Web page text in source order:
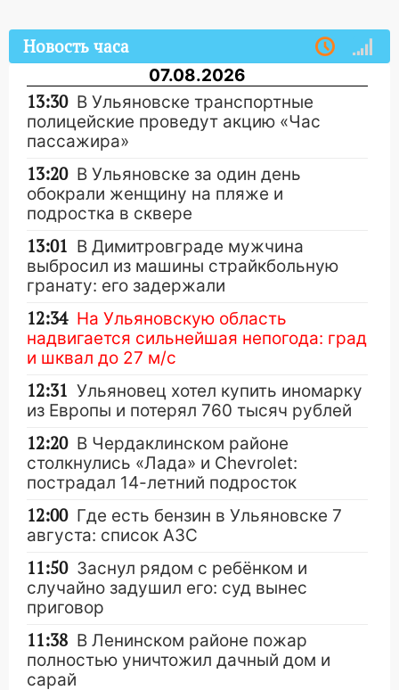
Новость часа
07.08.2026
13:30 В Ульяновске транспортные
полицейские проведут акцию «Час
пассажира»
13:20 В Ульяновске за один день
обокрали женщину на пляже и
подростка в сквере
13:01 В Димитровграде мужчина
выбросил из машины страйкбольную
гранату: его задержали
12:34 На Ульяновскую область
надвигается сильнейшая непогода: град
и шквал до 27 м/с
12:31 Ульяновец хотел купить иномарку
из Европы и потерял 760 тысяч рублей
12:20 В Чердаклинском районе
столкнулись «Лада» и Chevrolet:
пострадал 14-летний подросток
12:00 Где есть бензин в Ульяновске 7
августа: список АЗС
11:50 Заснул рядом с ребёнком и
случайно задушил его: суд вынес
приговор
11:38 В Ленинском районе пожар
полностью уничтожил дачный дом и
сарай